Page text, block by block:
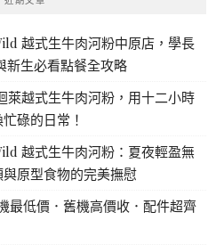
越式生牛肉河粉中原店，學長
新生必看點餐全攻略
萊越式生牛肉河粉，用十二小時
碌的日常！
越式生牛肉河粉：夏夜輕盈無
原型食物的完美撫慰
最低價．舊機高價收．配件超齊